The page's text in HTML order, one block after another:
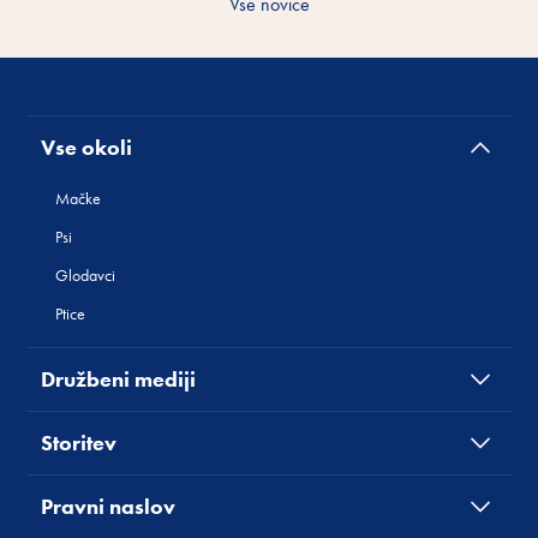
Vse okoli
Mačke
Psi
Glodavci
Ptice
Družbeni mediji
Storitev
Pravni naslov